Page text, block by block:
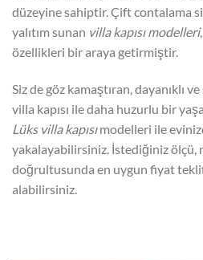
düzeyine sahiptir. Çift contalama
yalıtım sunan villa kapısı modelleri
özellikleri bir araya getirmiştir.
Siz de göz kamaştıran, dayanıklı
villa kapısı ile daha huzurlu bir
Lüks villa kapısımodelleri ile
yakalayabilirsiniz. İstediğiniz ölçü,
doğrultusunda en uygun fiyat
alabilirsiniz.